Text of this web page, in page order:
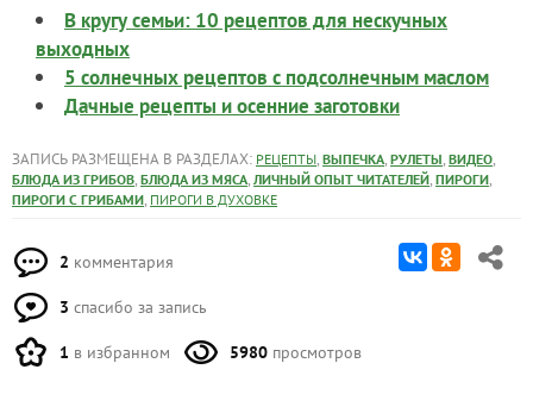
В кругу семьи: 10 рецептов для нескучных
выходных
5 солнечных рецептов с подсолнечным маслом
Дачные рецепты и осенние заготовки
ЗАПИСЬ РАЗМЕЩЕНА В РАЗДЕЛАХ: РЕЦЕПТЫ, ВЫПЕЧКА, РУЛЕТЫ, ВИДЕО,
БЛЮДА ИЗ ГРИБОВ, БЛЮДА ИЗ МЯСА, ЛИЧНЫЙ ОПЫТ ЧИТАТЕЛЕЙ, ПИРОГИ,
ПИРОГИ С ГРИБАМИ, ПИРОГИ В ДУХОВКЕ
2 комментария
3 спасибо за запись
1 в избранном 5980 просмотров